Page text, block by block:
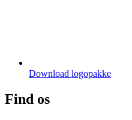
Download logopakke
Find os